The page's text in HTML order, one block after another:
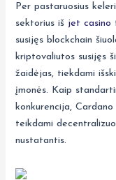
Per pastaruosius
sektorius iš jet casino
susijęs blockchain
kriptovaliutos susijęs
žaidėjas, tiekdami
įmonės. Kaip
konkurencija,
teikdami
nustatantis.